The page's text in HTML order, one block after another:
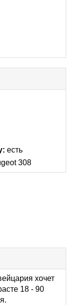
есть
308
хочет
18 - 90